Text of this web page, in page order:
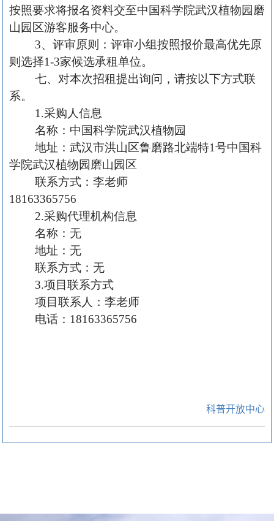
按照要求将报名资料交至中国科学院武汉植物园磨
山园区游客服务中心。
3、评审原则：评审小组按照报价最高优先原
则选择1-3家候选承租单位。
七、对本次招租提出询问，请按以下方式联
系。
1.采购人信息
名称：中国科学院武汉植物园
地址：武汉市洪山区鲁磨路北端特1号中国科
学院武汉植物园磨山园区
联系方式：李老师
18163365756
2.采购代理机构信息
名称：无
地址：无
联系方式：无
3.项目联系方式
项目联系人：李老师
电话： 18163365756
科普开放中心